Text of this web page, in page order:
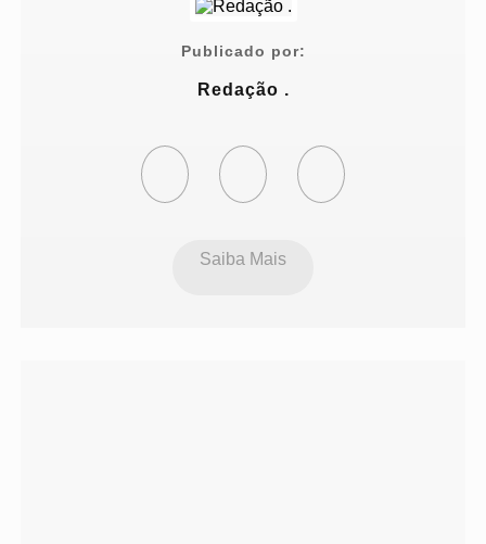
Publicado por:
Redação .
Saiba Mais